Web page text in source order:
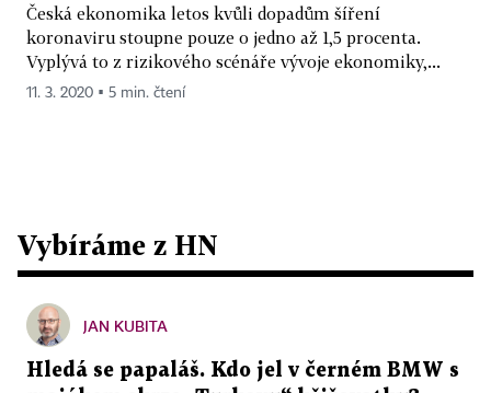
Česká ekonomika letos kvůli dopadům šíření
koronaviru stoupne pouze o jedno až 1,5 procenta.
Vyplývá to z rizikového scénáře vývoje ekonomiky,...
11. 3. 2020 ▪ 5 min. čtení
Vybíráme z HN
JAN KUBITA
Hledá se papaláš. Kdo jel v černém BMW s